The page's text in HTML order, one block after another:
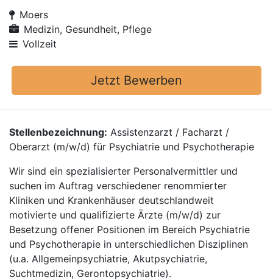
Moers
Medizin, Gesundheit, Pflege
Vollzeit
Jetzt Bewerben
Stellenbezeichnung: Assistenzarzt / Facharzt /
Oberarzt (m/w/d) für Psychiatrie und Psychotherapie
Wir sind ein spezialisierter Personalvermittler und
suchen im Auftrag verschiedener renommierter
Kliniken und Krankenhäuser deutschlandweit
motivierte und qualifizierte Ärzte (m/w/d) zur
Besetzung offener Positionen im Bereich Psychiatrie
und Psychotherapie in unterschiedlichen Disziplinen
(u.a. Allgemeinpsychiatrie, Akutpsychiatrie,
Suchtmedizin, Gerontopsychiatrie).